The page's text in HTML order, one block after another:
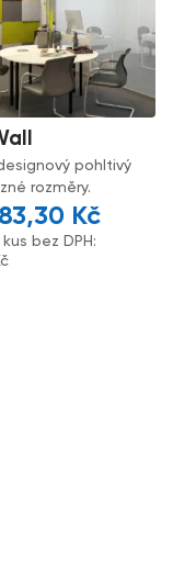
pohltivý
rozměry.
Kč
bez DPH: